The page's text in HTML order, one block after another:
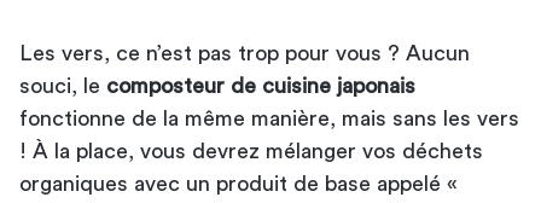
Les vers, ce n’est pas trop pour vous ? Aucun
souci, le composteur de cuisine japonais
fonctionne de la même manière, mais sans les vers
! À la place, vous devrez mélanger vos déchets
organiques avec un produit de base appelé «